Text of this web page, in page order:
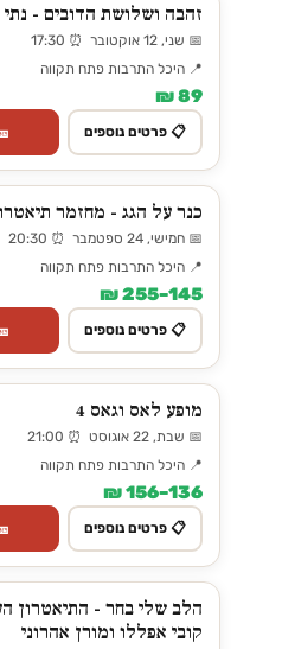
זהבה ושלושת הדובים - נתי
📅 שני, 12 אוקטובר ⏰ 17:30
📍 היכל התרבות פתח תקווה
89 ₪
📋 פרטים נוספים
כנר על הגג - מחזמר
📅 חמישי, 24 ספטמבר ⏰ 20:30
📍 היכל התרבות פתח תקווה
145–255 ₪
📋 פרטים נוספים
מופע לאס וגאס 4
📅 שבת, 22 אוגוסט ⏰ 21:00
📍 היכל התרבות פתח תקווה
136–156 ₪
📋 פרטים נוספים
הלב שלי בחר - התיאטרון
קובי אפללו ומורן אהרוני